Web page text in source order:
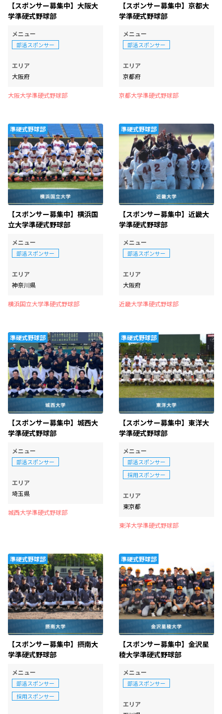
【スポンサー募集中】大阪大
学準硬式野球部
メニュー
部活スポンサー
エリア
大阪府
大阪大学準硬式野球部
【スポンサー募集中】京都大
学準硬式野球部
メニュー
部活スポンサー
エリア
京都府
京都大学準硬式野球部
準硬式野球部
【スポンサー募集中】横浜国
立大学準硬式野球部
メニュー
部活スポンサー
エリア
神奈川県
横浜国立大学準硬式野球部
準硬式野球部
【スポンサー募集中】近畿大
学準硬式野球部
メニュー
部活スポンサー
エリア
大阪府
近畿大学準硬式野球部
準硬式野球部
【スポンサー募集中】城西大
学準硬式野球部
メニュー
部活スポンサー
エリア
埼玉県
城西大学準硬式野球部
準硬式野球部
【スポンサー募集中】東洋大
学準硬式野球部
メニュー
部活スポンサー
採用スポンサー
エリア
東京都
東洋大学準硬式野球部
準硬式野球部
【スポンサー募集中】摂南大
学準硬式野球部
メニュー
部活スポンサー
採用スポンサー
準硬式野球部
【スポンサー募集中】金沢星
稜大学準硬式野球部
メニュー
部活スポンサー
エリア